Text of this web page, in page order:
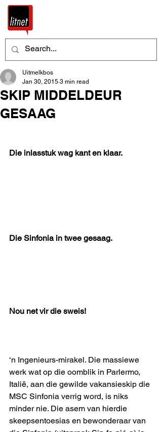
SKIP MIDDELDEUR
GESAAG
Uitmelkbos
Jan 30, 2015 3 min read
Die inlasstuk wag kant en klaar.
Die Sinfonia in twee gesaag.
Nou net vir die sweis!
‘n Ingenieurs-mirakel. Die massiewe
werk wat op die oomblik in Parlermo,
Italië, aan die gewilde vakansieskip die
MSC Sinfonia verrig word, is niks
minder nie. Die asem van hierdie
skeepsentoesias en bewonderaar van